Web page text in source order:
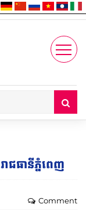
Account
Enjoy
ជធានីភ្នំពេញ
Comment